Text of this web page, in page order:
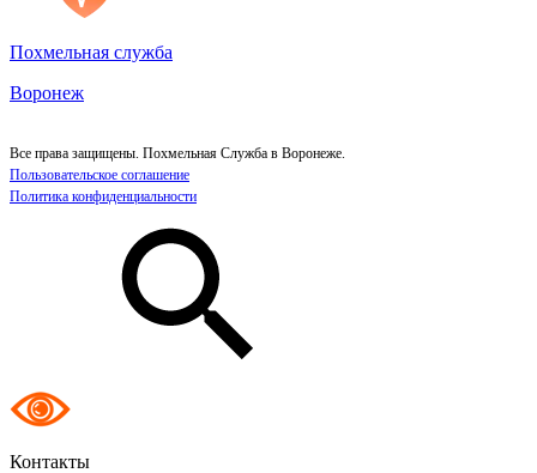
Похмельная служба
Воронеж
Все права защищены. Похмельная Служба в Воронеже.
Пользовательское соглашение
Политика конфиденциальности
Контакты